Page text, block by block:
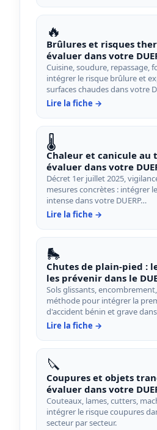
🔥
Brûlures et risques
évaluer dans votre
Cuisine, soudure, repassage,
intégrer le risque brûlure et
surfaces chaudes dans votre
Lire la fiche →
🌡️
Chaleur et canicule au
évaluer dans votre
Décret 1er juillet 2025,
mesures concrètes : intégrer
intense dans votre DUERP…
Lire la fiche →
🛼
Chutes de plain-pied :
les prévenir dans le
Sols glissants,
méthode pour intégrer la
d'accident bénin et grave
Lire la fiche →
🔪
Coupures et objets
évaluer dans votre
Couteaux, lames, cutters,
intégrer le risque coupures
secteur par secteur.